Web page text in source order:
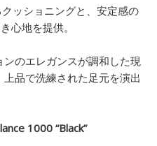
ッショニングと、安定感の
心地を提供。
のエレガンスが調和した現
品で洗練された足元を演出
1000 “Black”